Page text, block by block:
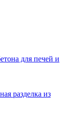
для печей и
разделка из